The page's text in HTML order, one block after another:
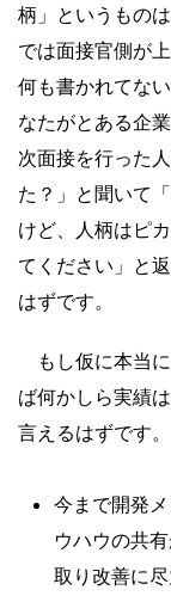
柄」というもの
では面接官側が
何も書かれてな
なたがとある企
次面接を行った
た？」と聞いて
けど、人柄はピ
てください」と
はずです。
もし仮に本当
ば何かしら実績
言えるはずです。
今まで開発
ウハウの共
取り改善に